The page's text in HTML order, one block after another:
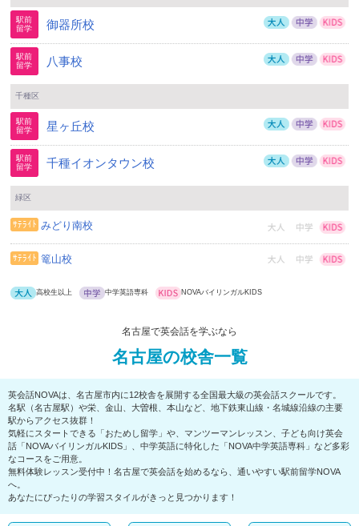
御器所校
八事校
千種区
星ヶ丘校
千種イオンタウン校
緑区
みどり南校
篭山校
高校生以上 中学英語専科 NOVAバイリンガルKIDS
名古屋の校舎一覧
名古屋で英会話を学ぶなら
英会話NOVAは、名古屋市内に12校舎を展開する全国最大級の英会話スクールです。
名駅（名古屋駅）や栄、金山、大曽根、本山など、地下鉄東山線・名城線沿線の主要
駅からアクセス抜群！
気軽にスタートできる「おためし留学」や、マンツーマンレッスン、子ども向け英会
話「NOVAバイリンガルKIDS」、中学英語に特化した「NOVA中学英語専科」など多彩
なコースをご用意。
無料体験レッスン受付中！名古屋で英会話を始めるなら、通いやすい駅前留学NOVA
へ。
あなたにぴったりの学習スタイルがきっと見つかります！